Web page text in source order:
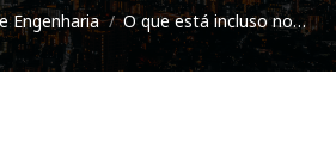
Engenharia O que está incluso no…